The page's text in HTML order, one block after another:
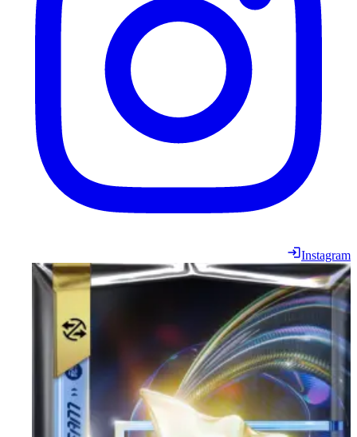
Instagram